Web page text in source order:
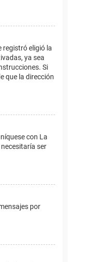
registró eligió la
ya sea
Si
que la dirección
con La
ser
por